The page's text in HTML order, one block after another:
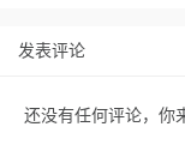
发表评论
还没有任何评论，你